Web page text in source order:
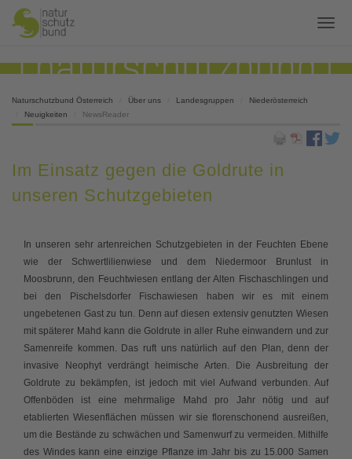
Naturschutzbund Österreich Über uns Landesgruppen
Niederösterreich
Neuigkeiten
NewsReader
Im Einsatz gegen die Goldrute in
unseren Schutzgebieten
In unseren sehr artenreichen Schutzgebieten in der Feuchten Ebene
wie der Schwertlilienwiese und dem Niedermoor Brunlust in
Moosbrunn, den Feuchtwiesen entlang der Alten Fischaschlingen und
bei den Pischelsdorfer Fischawiesen haben wir es mit einem
ungebetenen Gast zu tun. Denn auf diesen extensiv genutzten Wiesen
mit späterer Mahd kann die Goldrute in aller Ruhe einwandern und zur
Samenreife kommen. Das ruft uns natürlich auf den Plan, denn der
invasive Neophyt verdrängt heimische Arten. Die Ausbreitung der
Goldrute zu bekämpfen, ist jedoch mit viel Aufwand verbunden. Auf
Offenböden ist eine mehrmalige Mahd pro Jahr nötig und auf
etablierten Wiesenflächen müssen wir sie florenschonend ausreißen,
um die Bestände zu schwächen und Samenwurf zu vermeiden. Mithilfe
des Windes kann eine einzige Pflanze im Jahr bis zu 15.000 Samen